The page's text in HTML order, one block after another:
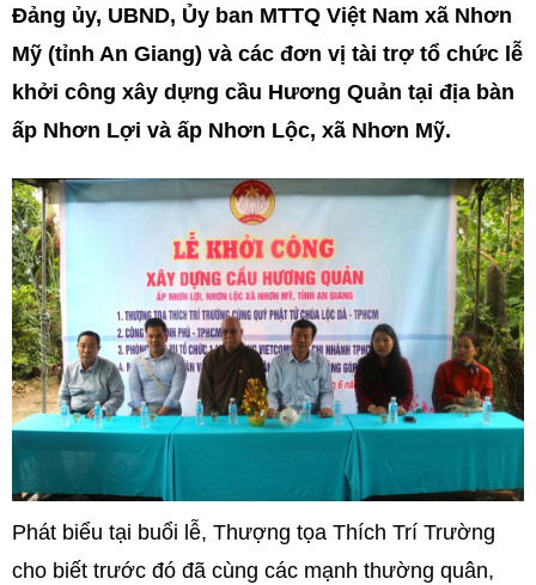
Đảng ủy, UBND, Ủy ban MTTQ Việt Nam xã Nhơn
Mỹ (tỉnh An Giang) và các đơn vị tài trợ tổ chức lễ
khởi công xây dựng cầu Hương Quản tại địa bàn
ấp Nhơn Lợi và ấp Nhơn Lộc, xã Nhơn Mỹ.
Phát biểu tại buổi lễ, Thượng tọa Thích Trí Trường
cho biết trước đó đã cùng các mạnh thường quân,